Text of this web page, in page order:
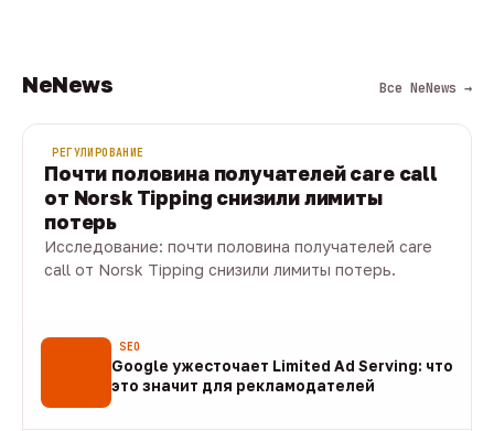
NeNews Все NeNews →
РЕГУЛИРОВАНИЕ
Почти половина получателей care call
от Norsk Tipping снизили лимиты
потерь
Исследование: почти половина получателей care
call от Norsk Tipping снизили лимиты потерь.
SEO
Google ужесточает Limited Ad Serving: что
это значит для рекламодателей